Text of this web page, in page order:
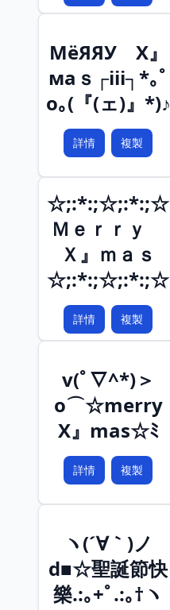
МёЯЯУ X』
маｓ┌iii┐*｡ﾟ
o｡(『(ェ)』*)♪
詳情 複製
☆;:*:;☆;:*:;☆
Ｍｅｒｒｙ
Ｘ』ｍａｓ
☆;:*:;☆;:*:;☆
詳情 複製
v(ﾟ∇^*)＞
o⌒☆merry
X』mas☆ﾐ
詳情 複製
ヽ(´∀｀)ノ
d■☆聖誕節快
樂.:｡+ﾟ.:｡†ヽ